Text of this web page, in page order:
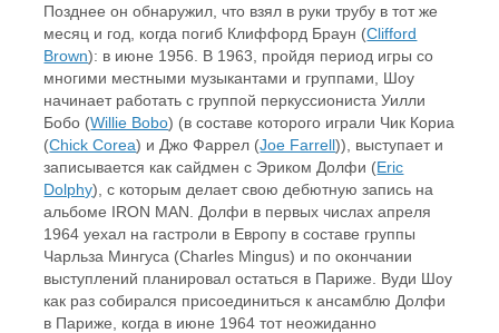
Позднее он обнаружил, что взял в руки трубу в тот же
месяц и год, когда погиб Клиффорд Браун (Clifford
Brown): в июне 1956. В 1963, пройдя период игры со
многими местными музыкантами и группами, Шоу
начинает работать с группой перкуссиониста Уилли
Бобо (Willie Bobo) (в составе которого играли Чик Кориа
(Chick Corea) и Джо Фаррел (Joe Farrell)), выступает и
записывается как сайдмен с Эриком Долфи (Eric
Dolphy), с которым делает свою дебютную запись на
альбоме IRON MAN. Долфи в первых числах апреля
1964 уехал на гастроли в Европу в составе группы
Чарльза Мингуса (Charles Mingus) и по окончании
выступлений планировал остаться в Париже. Вуди Шоу
как раз собирался присоединиться к ансамблю Долфи
в Париже, когда в июне 1964 тот неожиданно